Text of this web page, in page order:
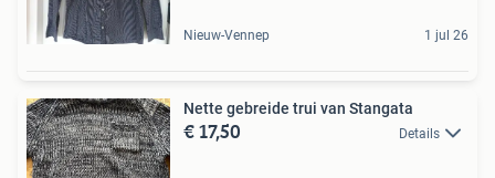
Nieuw-Vennep 1 jul 26
Nette gebreide trui van Stangata
€ 17,50 Details